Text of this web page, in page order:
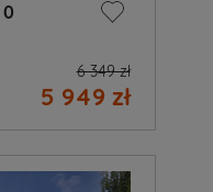
0
6 349 zł
5 949 zł